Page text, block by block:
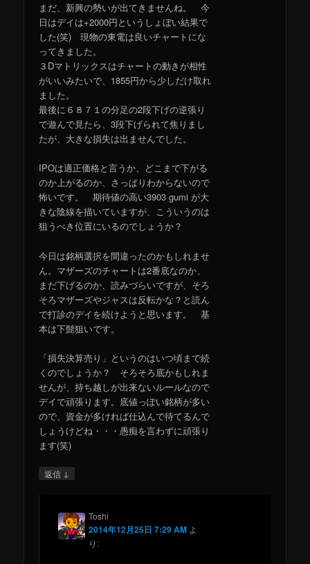
まだ、新興の勢いが出てきませんね。 今
日はデイは+2000円というしょぼい結果で
した(笑) 現物の東電は良いチャートにな
ってきました。
３Dマトリックスはチャートの動きが相性
がいいみたいで、1855円から少しだけ取れ
ました。
最後に６８７１の分足の2段下げの逆張り
で遊んで見たら、3段下げられて焦りまし
たが、大きな損失は出ませんでした。
IPOは適正価格と言うか、どこまで下がる
のか上がるのか、さっぱりわからないので
怖いです。 期待値の高い3903 gumi が大
きな陰線を描いていますが、こういうのは
狙うべき位置にいるのでしょうか？
今日は銘柄選択を間違ったのかもしれませ
ん。マザーズのチャートは2番底なのか、
まだ下げるのか、読みづらいですが、そろ
そろマザーズやジャスは反転かな？と読ん
で打診のデイを続けようと思います。 基
本は下髭狙いです。
「損失決算売り」というのはいつ頃まで続
くのでしょうか？ そろそろ底かもしれま
せんが、持ち越しが出来ないルールなので
デイで頑張ります。底値っぽい銘柄が多い
ので、資金が多ければ仕込んで待てるんで
しょうけどね・・・愚痴を言わずに頑張り
ます(笑)
返信 ↓
Toshi
2014年12月25日 7:29 AM よ
り: